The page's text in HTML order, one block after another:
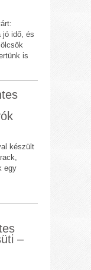
jó idő, és
is
készült
egy
–